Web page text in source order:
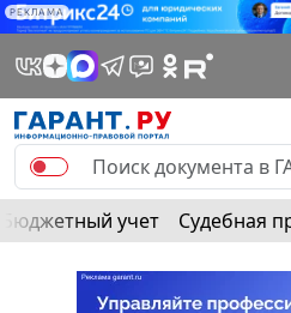
РЕКЛАМА
Бюджетный учет Судебная